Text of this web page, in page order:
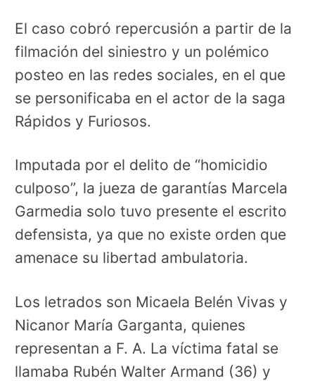
El caso cobró repercusión a partir de la
filmación del siniestro y un polémico
posteo en las redes sociales, en el que
se personificaba en el actor de la saga
Rápidos y Furiosos.
Imputada por el delito de “homicidio
culposo”, la jueza de garantías Marcela
Garmedia solo tuvo presente el escrito
defensista, ya que no existe orden que
amenace su libertad ambulatoria.
Los letrados son Micaela Belén Vivas y
Nicanor María Garganta, quienes
representan a F. A. La víctima fatal se
llamaba Rubén Walter Armand (36) y